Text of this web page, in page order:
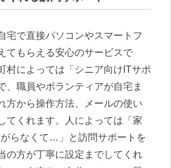
宅で直接パソコンやスマートフ
てもらえる安心のサービスで
村によっては「シニア向けITサポ
、職員やボランティアが自宅ま
方から操作方法、メールの使い
てくれます。人によっては「家
らなくて…」と訪問サポートを
の方が丁寧に設定までしてくれ